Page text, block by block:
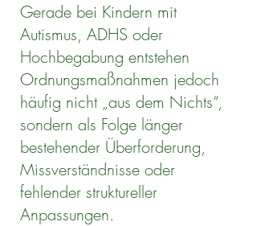
Gerade bei Kindern mit
Autismus, ADHS oder
Hochbegabung entstehen
Ordnungsmaßnahmen jedoch
häufig nicht „aus dem Nichts“,
sondern als Folge länger
bestehender Überforderung,
Missverständnisse oder
fehlender struktureller
Anpassungen.